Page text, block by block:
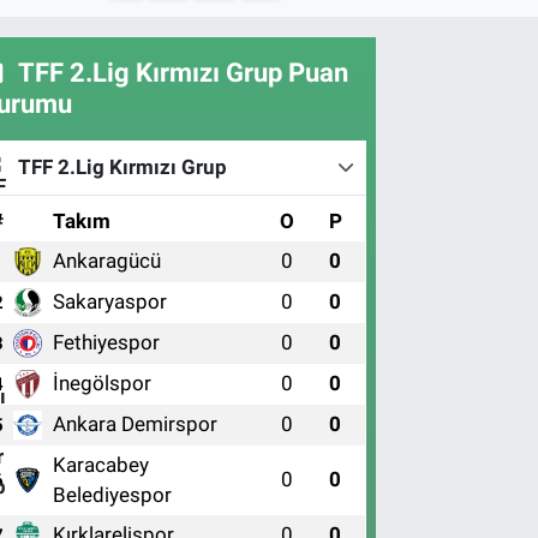
TFF 2.Lig Kırmızı Grup Puan
TFF 2.Lig Kırmızı Grup
Takım O P
Ankaragücü 0 0
Sakaryaspor 0 0
Fethiyespor 0 0
İnegölspor 0 0
Ankara Demirspor 0 0
Karacabey
Belediyespor
0 0